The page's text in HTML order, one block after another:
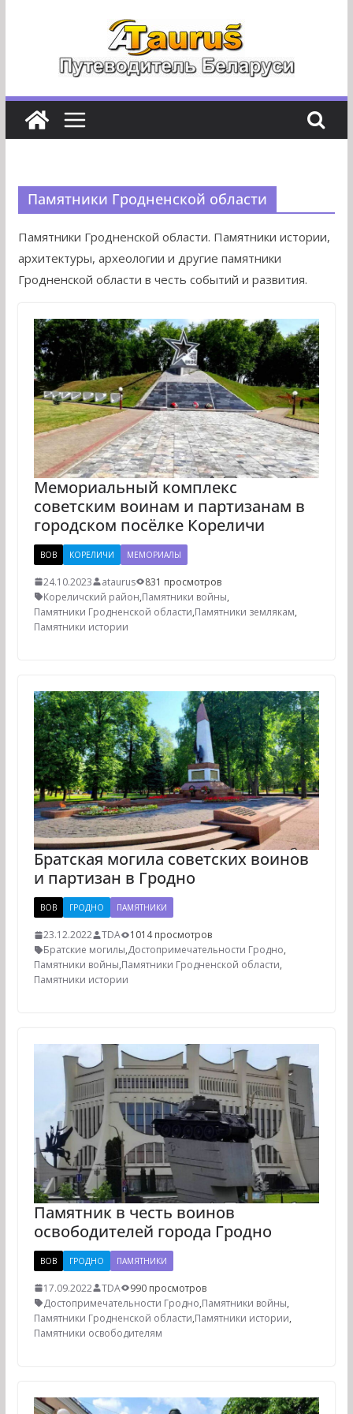
Памятники Гродненской области
Памятники Гродненской области. Памятники истории,
архитектуры, археологии и другие памятники
Гродненской области в честь событий и развития.
Мемориальный комплекс
советским воинам и партизанам в
городском посёлке Кореличи
ВОВ КОРЕЛИЧИ МЕМОРИАЛЫ
24.10.2023 ataurus
831 просмотров
Кореличский район,Памятники войны,
Памятники Гродненской области,Памятники землякам,
Памятники истории
Братская могила советских воинов
и партизан в Гродно
ВОВ ГРОДНО ПАМЯТНИКИ
23.12.2022 TDA
1014 просмотров
Братские могилы,Достопримечательности Гродно,
Памятники войны,Памятники Гродненской области,
Памятники истории
Памятник в честь воинов
освободителей города Гродно
ВОВ ГРОДНО ПАМЯТНИКИ
17.09.2022 TDA
990 просмотров
Достопримечательности Гродно,Памятники войны,
Памятники Гродненской области,Памятники истории,
Памятники освободителям